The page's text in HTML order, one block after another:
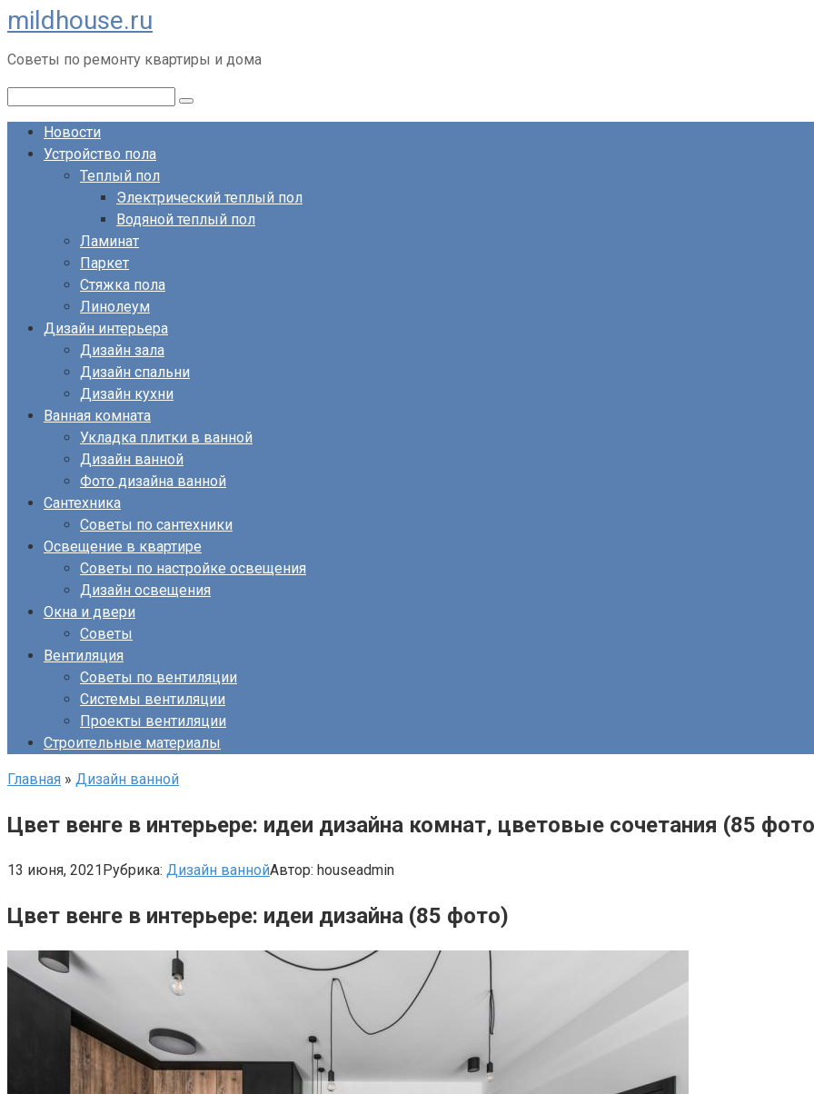
Перейти
к
контенту
mildhouse.ru
Советы по ремонту квартиры и дома
Новости
Устройство пола
Теплый пол
Электрический теплый пол
Водяной теплый пол
Ламинат
Паркет
Стяжка пола
Линолеум
Дизайн интерьера
Дизайн зала
Дизайн спальни
Дизайн кухни
Ванная комната
Укладка плитки в ванной
Дизайн ванной
Фото дизайна ванной
Сантехника
Советы по сантехники
Освещение в квартире
Советы по настройке освещения
Дизайн освещения
Окна и двери
Советы
Вентиляция
Советы по вентиляции
Системы вентиляции
Проекты вентиляции
Строительные материалы
Главная » Дизайн ванной
Цвет венге в интерьере: идеи дизайна комнат, цветовые сочетания (85
13 июня, 2021Рубрика: Дизайн ваннойАвтор: houseadmin
Цвет венге в интерьере: идеи дизайна (85 фото)